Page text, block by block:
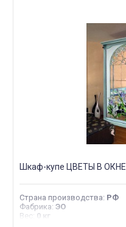
Шкаф-купе ЦВЕТЫ В ОКНЕ
Страна производства: РФ
Фабрика: ЭО
Вес : 0 кг